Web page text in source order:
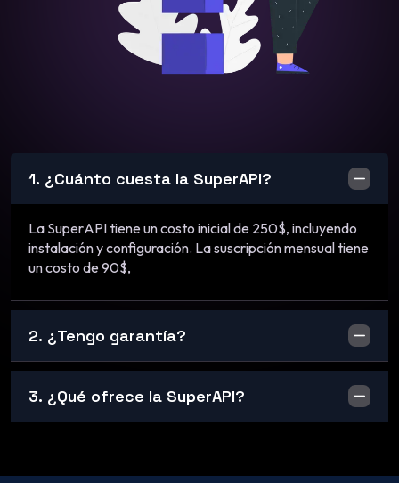
1. ¿Cuánto cuesta la SuperAPI?
La SuperAPI tiene un costo inicial de 250$, incluyendo
instalación y configuración. La suscripción mensual tiene
un costo de 90$,
2. ¿Tengo garantía?
3. ¿Qué ofrece la SuperAPI?